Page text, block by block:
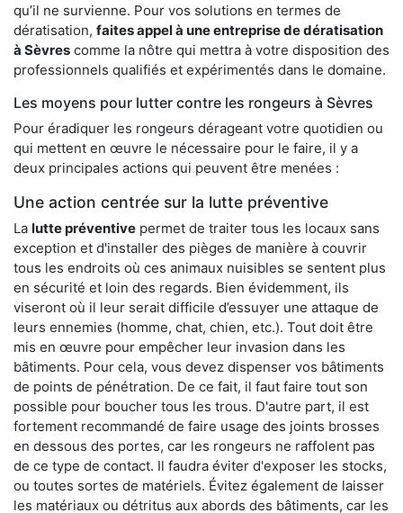
qu’il ne survienne. Pour vos solutions en termes de
dératisation, faites appel à une entreprise de dératisation
à Sèvres comme la nôtre qui mettra à votre disposition des
professionnels qualifiés et expérimentés dans le domaine.
Les moyens pour lutter contre les rongeurs à Sèvres
Pour éradiquer les rongeurs dérageant votre quotidien ou
qui mettent en œuvre le nécessaire pour le faire, il y a
deux principales actions qui peuvent être menées :
Une action centrée sur la lutte préventive
La lutte préventive permet de traiter tous les locaux sans
exception et d'installer des pièges de manière à couvrir
tous les endroits où ces animaux nuisibles se sentent plus
en sécurité et loin des regards. Bien évidemment, ils
viseront où il leur serait difficile d’essuyer une attaque de
leurs ennemies (homme, chat, chien, etc.). Tout doit être
mis en œuvre pour empêcher leur invasion dans les
bâtiments. Pour cela, vous devez dispenser vos bâtiments
de points de pénétration. De ce fait, il faut faire tout son
possible pour boucher tous les trous. D'autre part, il est
fortement recommandé de faire usage des joints brosses
en dessous des portes, car les rongeurs ne raffolent pas
de ce type de contact. Il faudra éviter d'exposer les stocks,
ou toutes sortes de matériels. Évitez également de laisser
les matériaux ou détritus aux abords des bâtiments, car les